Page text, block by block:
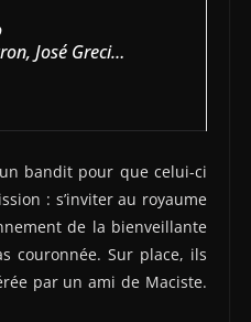
José Greci…
bandit pour que celui-ci
: s’inviter au royaume
de la bienveillante
couronnée. Sur place, ils
par un ami de Maciste.